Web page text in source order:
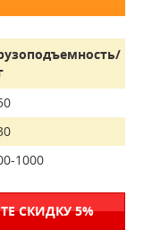
1000
СКИДКУ 5%